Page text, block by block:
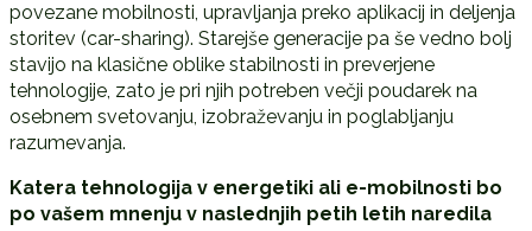
povezane mobilnosti, upravljanja preko aplikacij in deljenja
storitev (car-sharing). Starejše generacije pa še vedno bolj
stavijo na klasične oblike stabilnosti in preverjene
tehnologije, zato je pri njih potreben večji poudarek na
osebnem svetovanju, izobraževanju in poglabljanju
razumevanja.
Katera tehnologija v energetiki ali e-mobilnosti bo
po vašem mnenju v naslednjih petih letih naredila